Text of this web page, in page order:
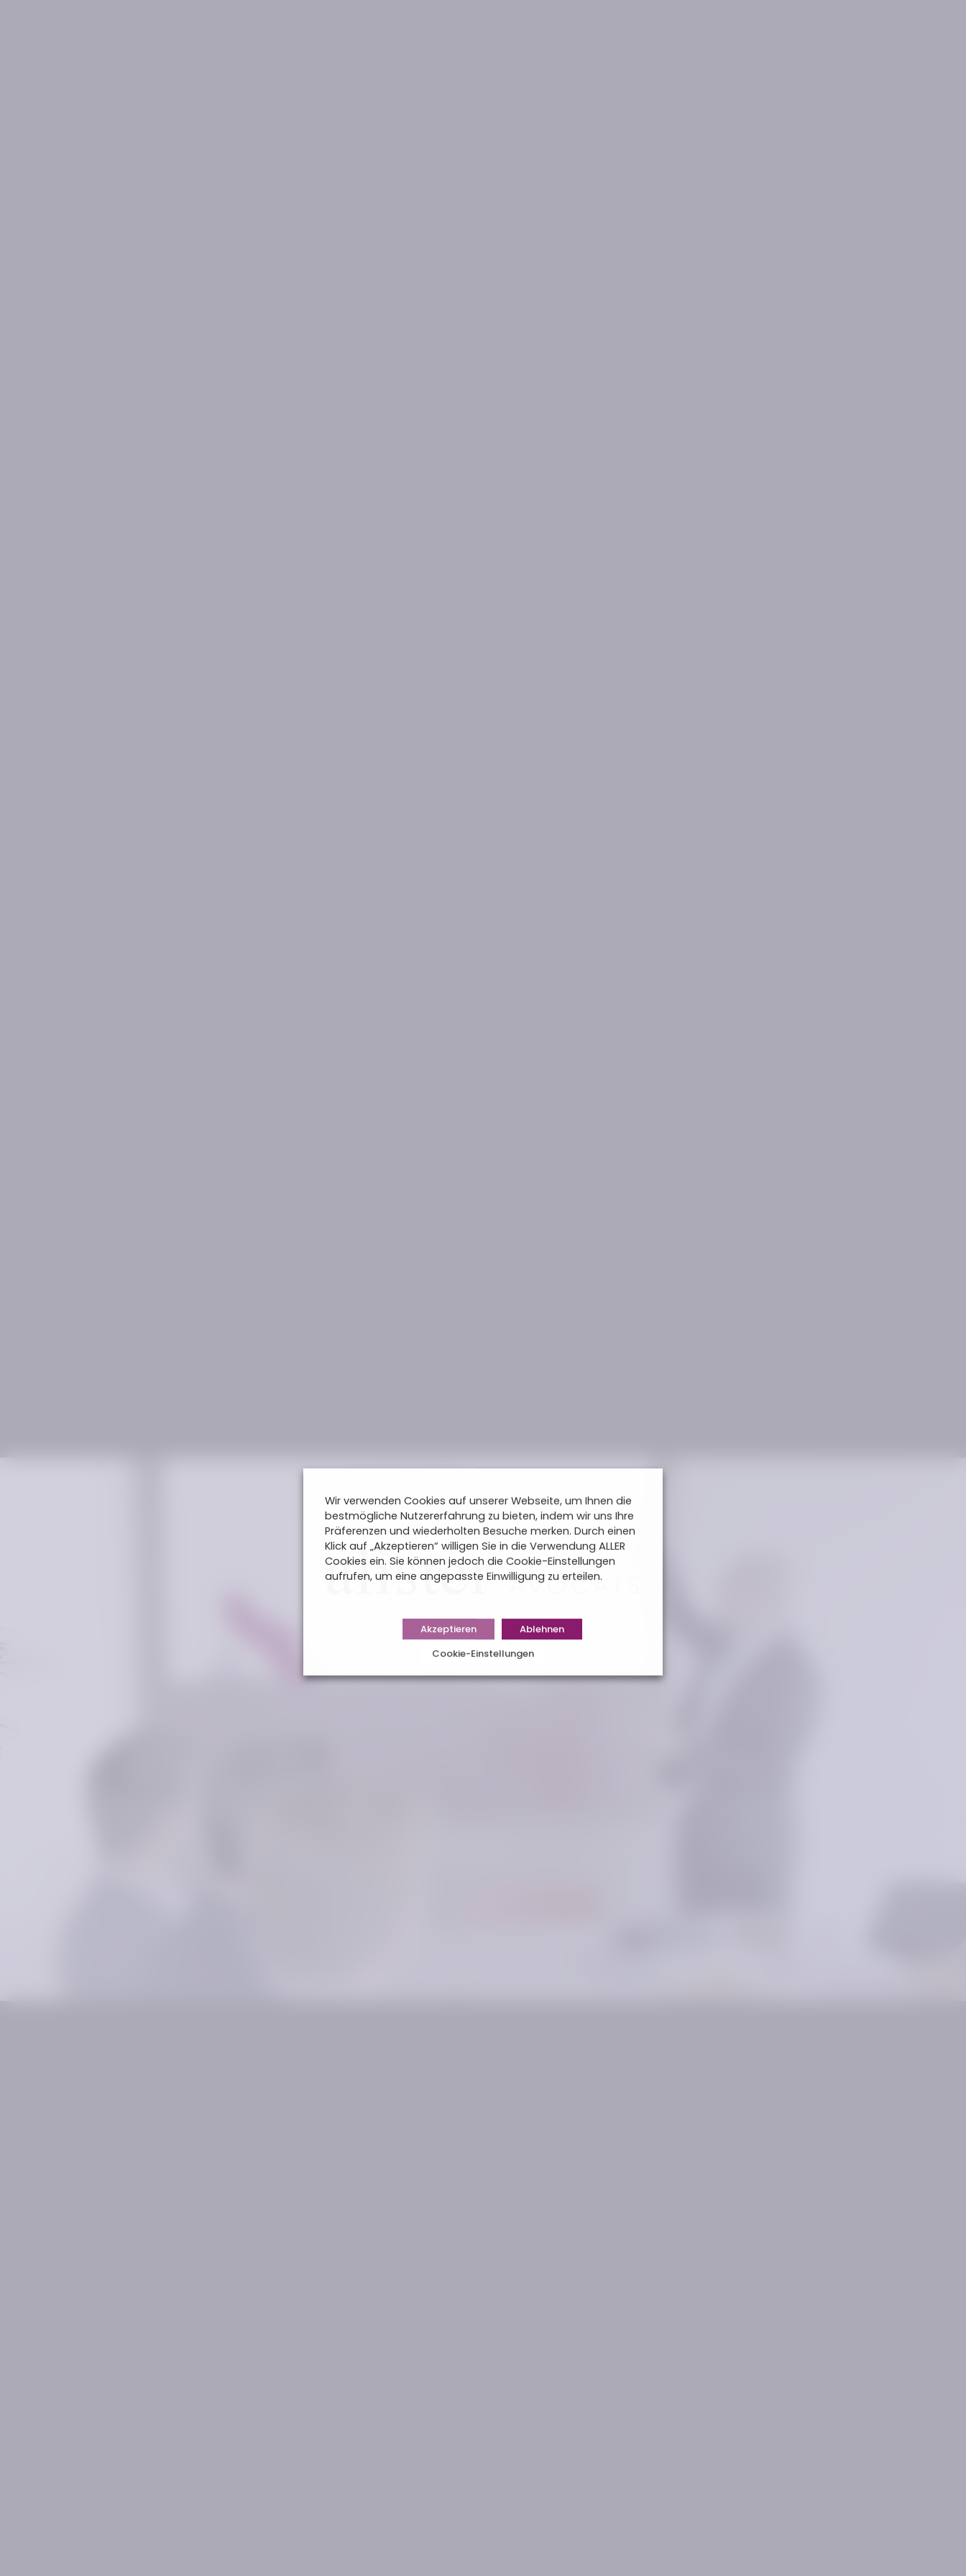
Wir verwenden Cookies auf unserer Webseite, um Ihnen die
bestmögliche Nutzererfahrung zu bieten, indem wir uns Ihre
Präferenzen und wiederholten Besuche merken. Durch einen
Klick auf „Akzeptieren“ willigen Sie in die Verwendung ALLER
Cookies ein. Sie können jedoch die Cookie-Einstellungen
aufrufen, um eine angepasste Einwilligung zu erteilen.
Akzeptieren
Ablehnen
Cookie-Einstellungen